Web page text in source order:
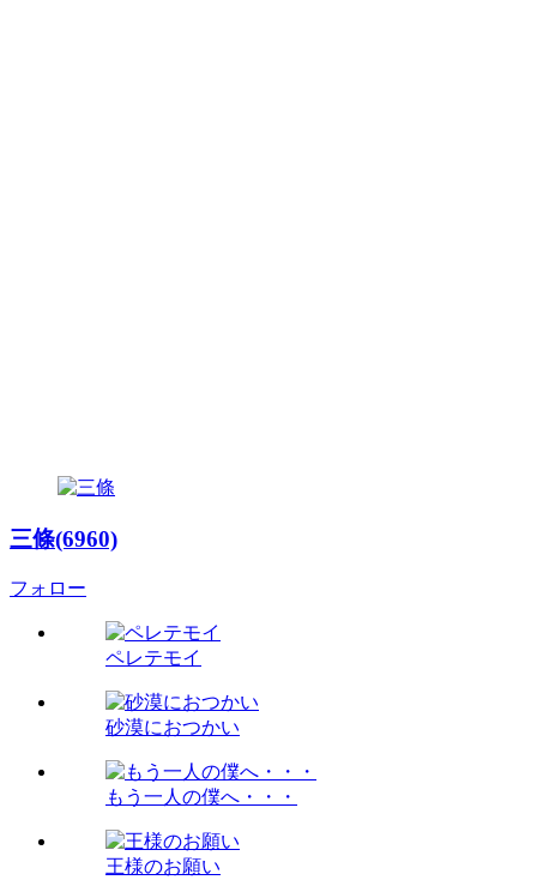
三條(6960)
フォロー
ペレテモイ
砂漠におつかい
もう一人の僕へ・・・
王様のお願い